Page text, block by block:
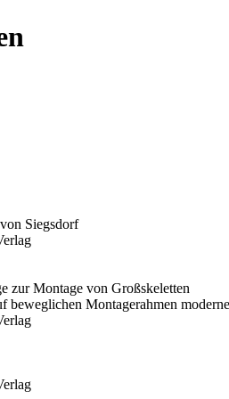
Siegsdorf
zur Montage von Großskeletten
beweglichen Montagerahmen